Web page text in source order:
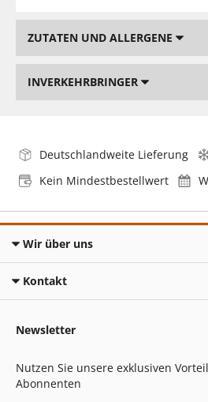
ZUTATEN UND ALLERGENE
INVERKEHRBRINGER
Deutschlandweite Lieferung
Kein Mindestbestellwert
Wir über uns
Kontakt
Newsletter
Nutzen Sie unsere exklusiven
Abonnenten